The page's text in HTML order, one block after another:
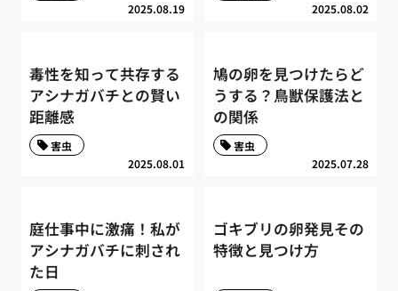
2025.08.19 2025.08.02
毒性を知って共存する
アシナガバチとの賢い
距離感
2025.08.01
害虫
鳩の卵を見つけたらど
うする？鳥獣保護法と
の関係
2025.07.28
害虫
庭仕事中に激痛！私が
アシナガバチに刺され
た日
ゴキブリの卵発見その
特徴と見つけ方